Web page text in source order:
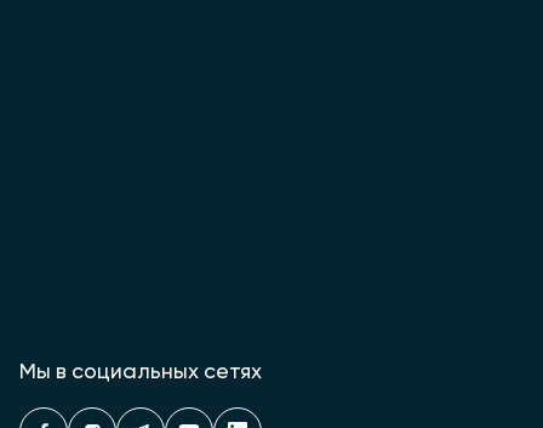
Мы в социальных сетях